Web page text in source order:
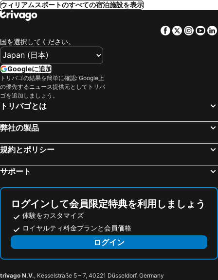
ウィリアムスポートのすべての宿泊施設を表示
Facebook
Twitter
国を選択してください。
Googleに追加
トリバゴの結果を簡単に確認: Google上
の優先するニュース提供元としてトリバ
ゴを追加しましょう。
トリバゴとは
弊社の製品
規約とポリシー
サポート
ログインして会員限定特典を利用しましょう
体験をカスタマイズ
ロイヤルティ料金プランと会員価格
ログイン
trivago N.V., Kesselstraße 5 – 7, 40221 Düsseldorf, Germany